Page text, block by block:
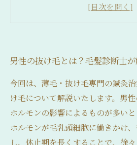
男性の抜け毛とは？毛髪診断士が
今回は、薄毛・抜け毛専門の鍼灸
け毛について解説いたします。男
ホルモンの影響によるものが多い
ホルモンが毛乳頭細胞に働きかけ
し、休止期を長くすることで、徐